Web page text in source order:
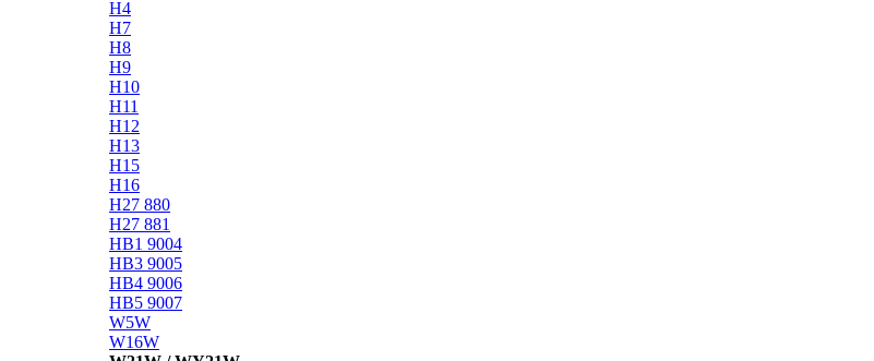
H4
H7
H8
H9
H10
H11
H12
H13
H15
H16
H27 880
H27 881
HB1 9004
HB3 9005
HB4 9006
HB5 9007
W5W
W16W